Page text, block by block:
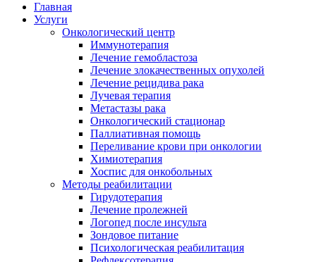
Главная
Услуги
Онкологический центр
Иммунотерапия
Лечение гемобластоза
Лечение злокачественных опухолей
Лечение рецидива рака
Лучевая терапия
Метастазы рака
Онкологический стационар
Паллиативная помощь
Переливание крови при онкологии
Химиотерапия
Хоспис для онкобольных
Методы реабилитации
Гирудотерапия
Лечение пролежней
Логопед после инсульта
Зондовое питание
Психологическая реабилитация